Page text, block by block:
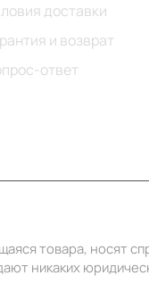
доставки
и возврат
ответ
товара, носят
никаких